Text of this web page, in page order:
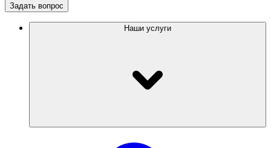
Задать вопрос
Наши услуги